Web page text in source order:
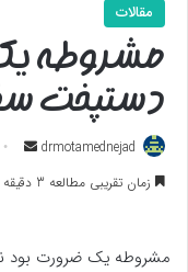
مقالات
مشروطه
دستپخت
drmotamednejad
ارسال
به
زمان تقریبی مطالعه 3 دقیقه
مشروطه یک ضرورت بود